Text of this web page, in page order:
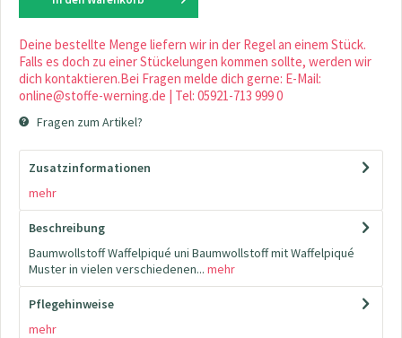
Deine bestellte Menge liefern wir in der Regel an einem Stück.
Falls es doch zu einer Stückelungen kommen sollte, werden wir
dich kontaktieren.Bei Fragen melde dich gerne: E-Mail:
online@stoffe-werning.de | Tel: 05921-713 999 0
Fragen zum Artikel?
Zusatzinformationen
mehr
Beschreibung
Baumwollstoff Waffelpiqué uni Baumwollstoff mit Waffelpiqué
Muster in vielen verschiedenen... mehr
Pflegehinweise
mehr